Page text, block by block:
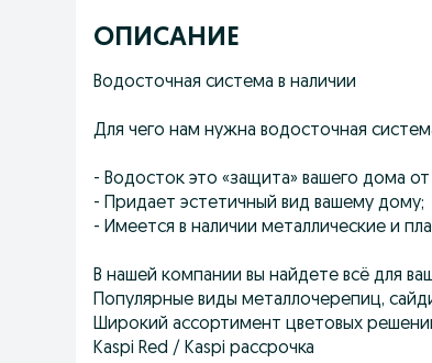
ОПИСАНИЕ
Водосточная система в наличии
Для чего нам нужна водосточная
- Водосток это «защита» вашего дома
- Придает эстетичный вид вашему дому;
- Имеется в наличии металлические и
В нашей компании вы найдете всё для
Популярные виды металлочерепиц,
Широкий ассортимент цветовых
Kaspi Red / Kaspi рассрочка